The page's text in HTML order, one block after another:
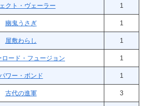
クト・ヴェーラー 1
幽鬼うさぎ 1
屋敷わらし 1
ロード・フュージョン 1
ワー・ボンド 1
古代の進軍 3